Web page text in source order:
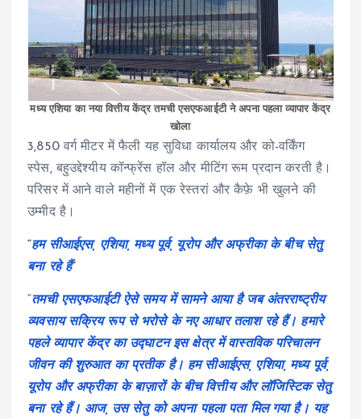
मध्य एशिया का नया वित्तीय केंद्र तमची एसएफआईटी ने अपना पहला व्यापार केंद्र
खोला
3,850 वर्ग मीटर में फैली यह सुविधा कार्यालय और को-वर्किंग
स्पेस, बहुउद्देश्यीय कॉन्फ्रेंस हॉल और मीटिंग रूम प्रदान करती है।
परिसर में आने वाले महीनों में एक रेस्तरां और कैफ़े भी खुलने की
उम्मीद है।
“हम सीआईएस, एशिया, मध्य पूर्व, यूरोप और अफ्रीका के बीच सेतु
बना रहे हैं”
“तमची एसएफआईटी ऐसे समय में सामने आया है जब अंतरराष्ट्रीय
व्यवसाय सक्रिय रूप से भरोसे के नए आधार तलाश रहे हैं। हमारे
पहले व्यापार केंद्र का उद्घाटन इस क्षेत्र में वास्तविक परिचालन
जीवन की शुरुआत का प्रतीक है। हम सीआईएस, एशिया, मध्य पूर्व,
यूरोप और अफ्रीका के बाज़ारों के बीच वित्तीय और लॉजिस्टिक सेतु
बना रहे हैं। आज, उस सेतु को अपना पहला पता मिल गया है। यह